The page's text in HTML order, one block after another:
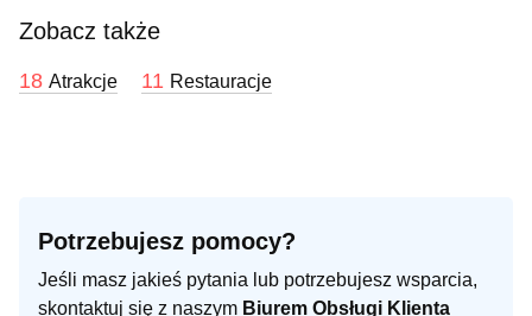
Zobacz także
18 Atrakcje 11 Restauracje
Potrzebujesz pomocy?
Jeśli masz jakieś pytania lub potrzebujesz wsparcia,
skontaktuj się z naszym Biurem Obsługi Klienta